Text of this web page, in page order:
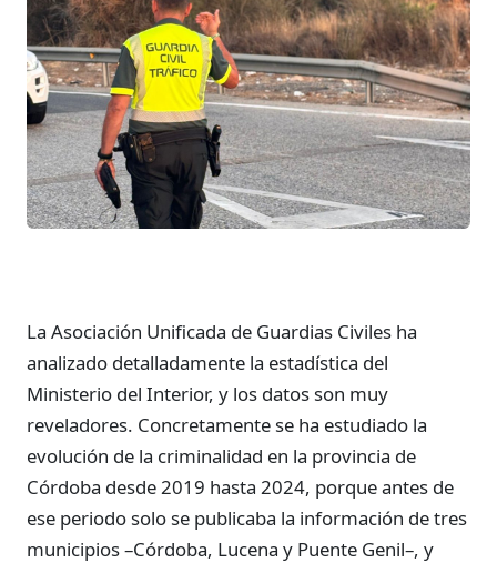
La Asociación Unificada de Guardias Civiles ha
analizado detalladamente la estadística del
Ministerio del Interior, y los datos son muy
reveladores. Concretamente se ha estudiado la
evolución de la criminalidad en la provincia de
Córdoba desde 2019 hasta 2024, porque antes de
ese periodo solo se publicaba la información de tres
municipios –Córdoba, Lucena y Puente Genil–, y